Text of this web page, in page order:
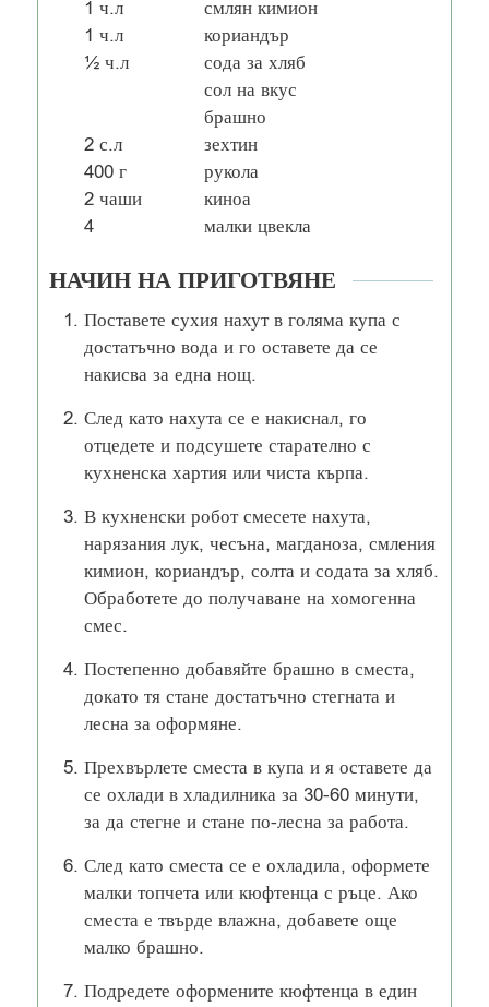
1 ч.л
смлян кимион
1 ч.л
кориандър
½ ч.л
сода за хляб
сол на вкус
брашно
2 с.л
зехтин
400 г
рукола
2 чаши
киноа
4
малки цвекла
НАЧИН НА ПРИГОТВЯНЕ
Поставете сухия нахут в голяма купа с
достатъчно вода и го оставете да се
накисва за една нощ.
След като нахута се е накиснал, го
отцедете и подсушете старателно с
кухненска хартия или чиста кърпа.
В кухненски робот смесете нахута,
нарязания лук, чесъна, магданоза, смления
кимион, кориандър, солта и содата за хляб.
Обработете до получаване на хомогенна
смес.
Постепенно добавяйте брашно в сместа,
докато тя стане достатъчно стегната и
лесна за оформяне.
Прехвърлете сместа в купа и я оставете да
се охлади в хладилника за 30-60 минути,
за да стегне и стане по-лесна за работа.
След като сместа се е охладила, оформете
малки топчета или кюфтенца с ръце. Ако
сместа е твърде влажна, добавете още
малко брашно.
Подредете оформените кюфтенца в един